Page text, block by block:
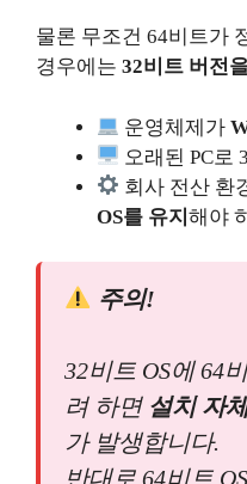
물론 무조건 64비트가
경우에는 32비트 버전
운영체제가
오래된 PC로
회사 전산 환
OS를 유지 해야
주의!
32비트 OS에 64
려 하면 설치 자
가 발생합니다.
반대로 64비트